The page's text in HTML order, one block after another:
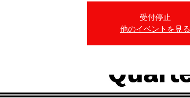
受付停止
他のイベントを見る